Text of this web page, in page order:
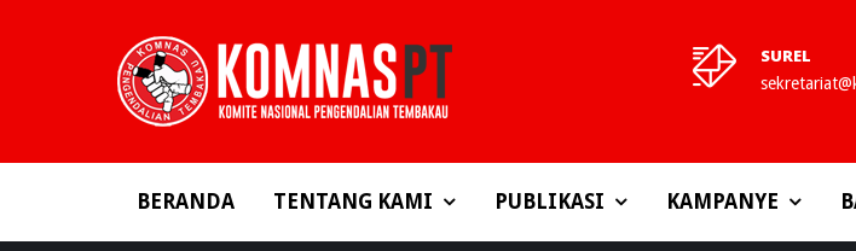
SUREL
BERANDA TENTANG KAMI PUBLIKASI KAMPANYE